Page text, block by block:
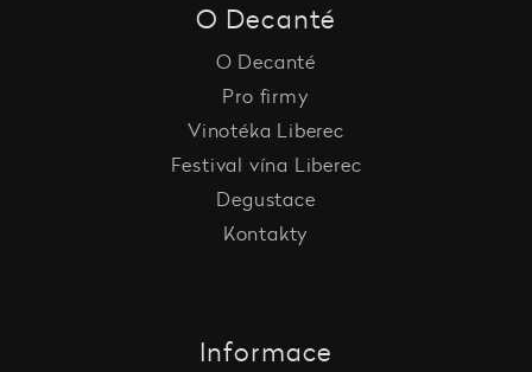
O Decanté
O Decanté
Pro firmy
Vinotéka Liberec
Festival vína Liberec
Degustace
Kontakty
Informace